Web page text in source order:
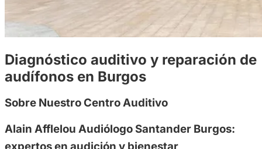
Diagnóstico auditivo y reparación de
audífonos en Burgos
Sobre Nuestro Centro Auditivo
Alain Afflelou Audiólogo Santander Burgos: